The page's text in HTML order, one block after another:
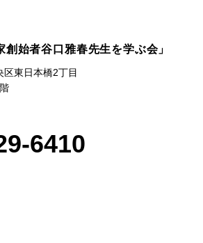
始者谷口雅春先生を学ぶ会」
東日本橋2丁目
6410